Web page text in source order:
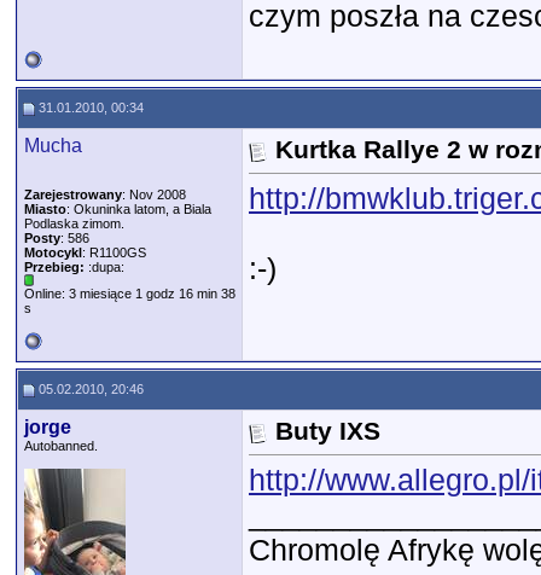
czym poszła na
31.01.2010, 00:34
Mucha
Zarejestrowany: Nov 2008
Miasto: Okuninka latom, a Biala
Podlaska zimom.
Posty: 586
Motocykl: R1100GS
Przebieg: :dupa:
Online: 3 miesiące 1 godz 16 min 38
s
Kurtka Rallye 2 w
http://
:-)
05.02.2010, 20:46
jorge
Autobanned.
Buty IXS
http://
Chromolę Afrykę